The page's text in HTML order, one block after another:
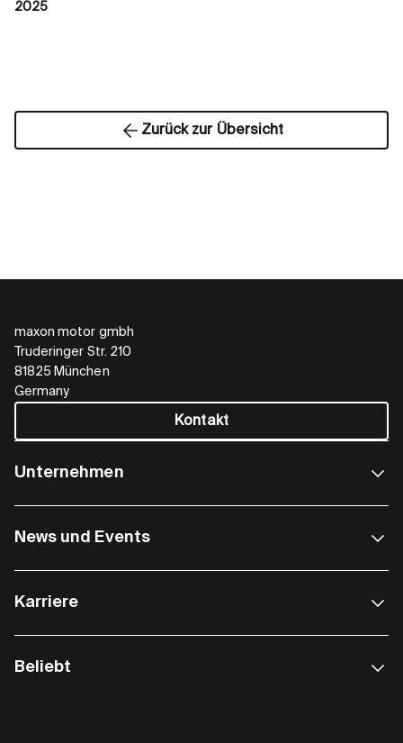
2025
Zurück zur Übersicht
maxon motor gmbh
Truderinger Str. 210
81825 München
Germany
Kontakt
Unternehmen
News und Events
Karriere
Beliebt